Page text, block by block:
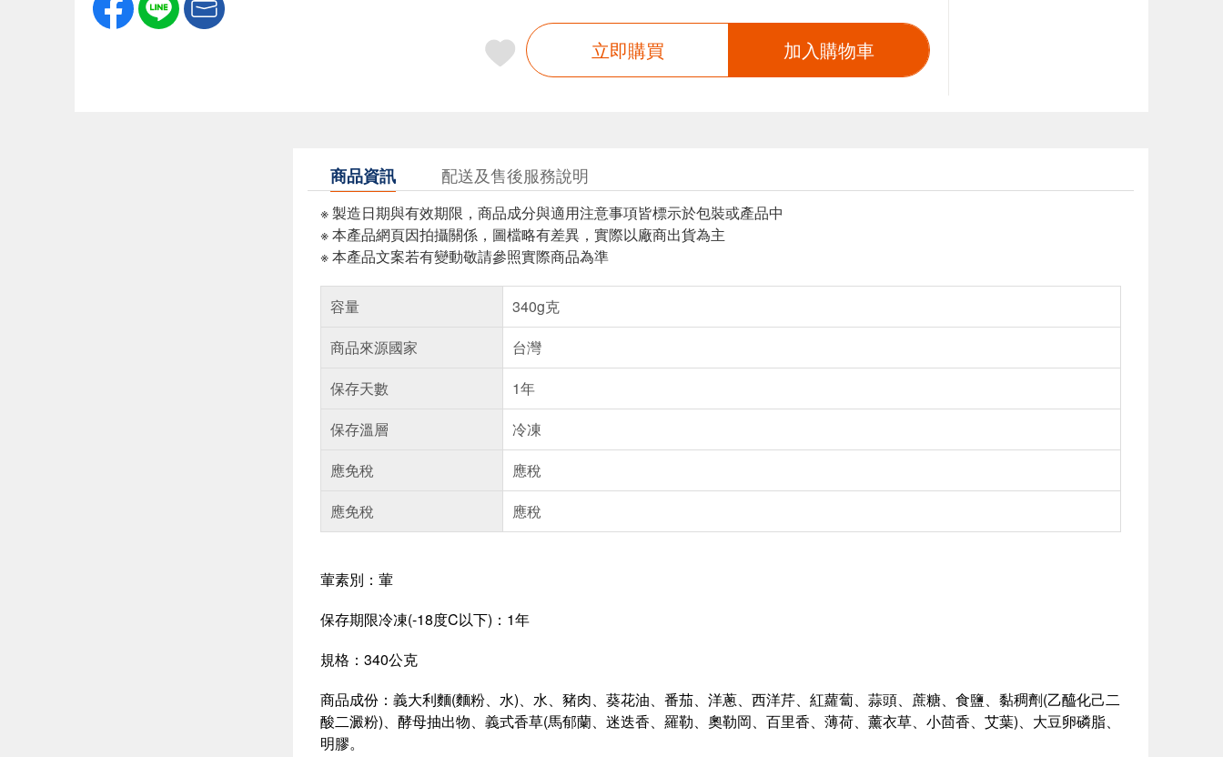
立即購買 加入購物車
商品資訊 配送及售後服務說明
※ 製造日期與有效期限，商品成分與適用注意事項皆標示於包裝或產品中
※ 本產品網頁因拍攝關係，圖檔略有差異，實際以廠商出貨為主
※ 本產品文案若有變動敬請參照實際商品為準
容量
340g克
商品來源國家
台灣
保存天數
1年
保存溫層
冷凍
應免稅
應稅
應免稅
應稅
葷素別：葷
保存期限冷凍(-18度C以下)：1年
規格：340公克
商品成份：義大利麵(麵粉、水)、水、豬肉、葵花油、番茄、洋蔥、西洋芹、紅蘿蔔、蒜頭、蔗糖、食鹽、黏稠劑(乙醯化己二
酸二澱粉)、酵母抽出物、義式香草(馬郁蘭、迷迭香、羅勒、奧勒岡、百里香、薄荷、薰衣草、小茴香、艾葉)、大豆卵磷脂、
明膠。